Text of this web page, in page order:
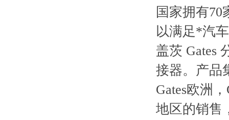
国家拥有
以满足*汽
盖茨 Gates
接器。产品
Gates欧洲
地区的销售